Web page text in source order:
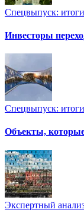
Спецвыпуск:
Инвесторы
Спецвыпуск:
Объекты,
Экспертный